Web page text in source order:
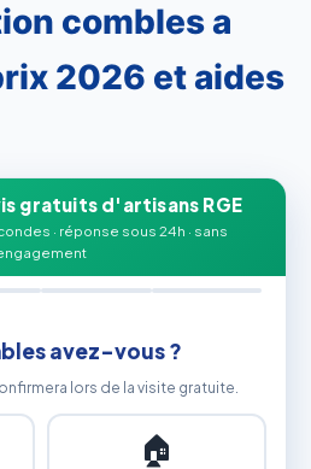
combles a
2026 et aides
gratuits d'artisans RGE
· réponse sous 24h · sans
avez-vous ?
lors de la visite gratuite.
🏠